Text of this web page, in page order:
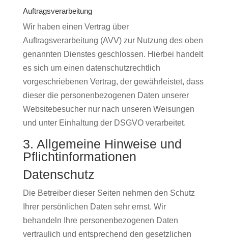
Auftragsverarbeitung
Wir haben einen Vertrag über
Auftragsverarbeitung (AVV) zur Nutzung des oben
genannten Dienstes geschlossen. Hierbei handelt
es sich um einen datenschutzrechtlich
vorgeschriebenen Vertrag, der gewährleistet, dass
dieser die personenbezogenen Daten unserer
Websitebesucher nur nach unseren Weisungen
und unter Einhaltung der DSGVO verarbeitet.
3. Allgemeine Hinweise und
Pflicht­informationen
Datenschutz
Die Betreiber dieser Seiten nehmen den Schutz
Ihrer persönlichen Daten sehr ernst. Wir
behandeln Ihre personenbezogenen Daten
vertraulich und entsprechend den gesetzlichen